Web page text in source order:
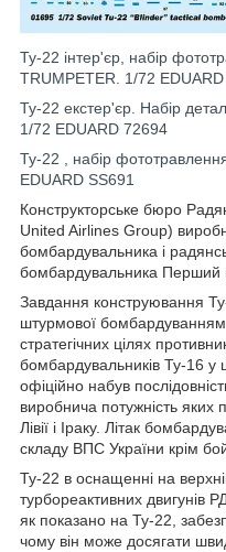
Ту-22 інтер'єр, набір
TRUMPETER. 1/72 EDUARD
Ту-22 екстер'єр. Набір
1/72 EDUARD 72694
Ту-22 , набір
EDUARD SS691
Конструкторське бюро
United Airlines Group)
бомбардувальника і
бомбардувальника Перший
Завдання конструювання
штурмової
стратегічних цілях
бомбардувальників Ту-16 у
офіційно набув
виробнича потужність яких
Лівії і Іраку. Літак
складу ВПС України крім
Ту-22 в оснащенні на
турбореактивних двигунів
як показано на Ту-22,
чому він може досягати